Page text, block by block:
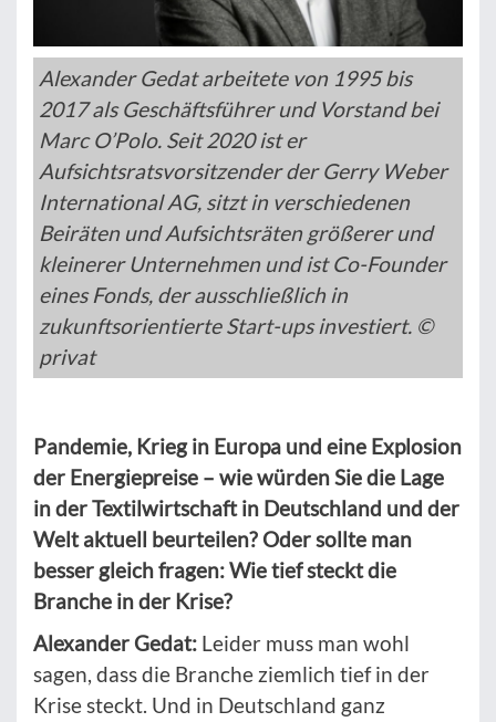
Alexander Gedat arbeitete von 1995 bis
2017 als Geschäftsführer und Vorstand bei
Marc O’Polo. Seit 2020 ist er
Aufsichtsratsvorsitzender der Gerry Weber
International AG, sitzt in verschiedenen
Beiräten und Aufsichtsräten größerer und
kleinerer Unternehmen und ist Co-Founder
eines Fonds, der ausschließlich in
zukunftsorientierte Start-ups investiert. ©
privat
Pandemie, Krieg in Europa und eine Explosion
der Energiepreise – wie würden Sie die Lage
in der Textilwirtschaft in Deutschland und der
Welt aktuell beurteilen? Oder sollte man
besser gleich fragen: Wie tief steckt die
Branche in der Krise?
Alexander Gedat: Leider muss man wohl
sagen, dass die Branche ziemlich tief in der
Krise steckt. Und in Deutschland ganz